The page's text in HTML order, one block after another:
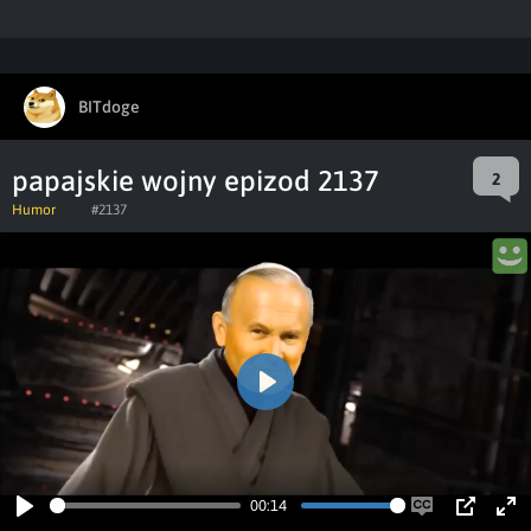
BITdoge
papajskie wojny epizod 2137 2
Humor #2137
00:14
Play